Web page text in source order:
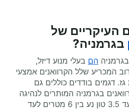
העיקריים של
בגרמניה?
הם בעלי מנוע דיזל,
המכריע שלל הקרוואנים אמצעי
דגמים בודדים כוללים גם
בגרמניה המותרים לנהיגה
ברישיון נהיגה רגיל של עד 3.5 טון נע בין 6 מטרים לעד